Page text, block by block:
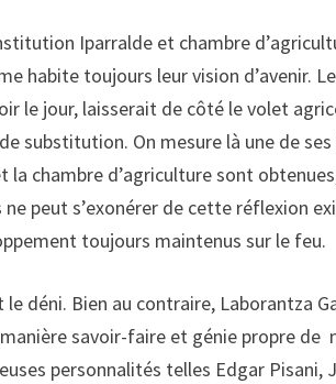
Iparralde et chambre
habite toujours leur vision d’avenir.
le jour, laisserait de côté le volet
substitution. On mesure là une de
chambre d’agriculture sont
peut s’exonérer de cette réflexion
toujours maintenus sur le feu.
déni. Bien au contraire, Laborantza
savoir-faire et génie propre de
personnalités telles Edgar Pisani,